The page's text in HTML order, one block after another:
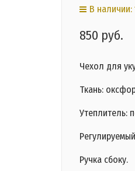
В
850 руб.
Чехол для
Ткань:
Утеплитель:
Ручка сбоку.